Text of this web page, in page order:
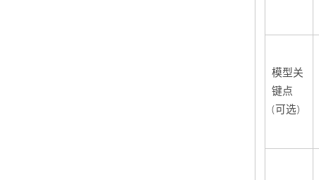
模型关
键点
(可选)